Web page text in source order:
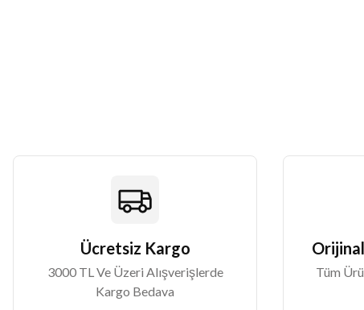
Ücretsiz Kargo
3000 TL Ve Üzeri Alışverişlerde
Kargo Bedava
Tüm